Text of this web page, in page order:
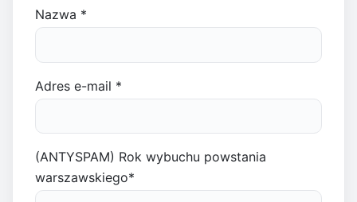
Nazwa *
Adres e-mail *
(ANTYSPAM) Rok wybuchu powstania
warszawskiego*